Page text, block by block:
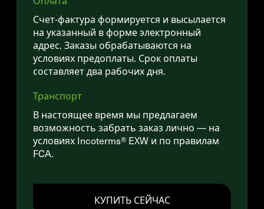
Счет-фактура формируется и высылается
на указанный в форме электронный
адрес. Заказы обрабатываются на
условиях предоплаты. Срок оплаты
составляет два рабочих дня.
Транспорт
В настоящее время мы предлагаем
возможность забрать заказ лично — на
условиях Incoterms® EXW и по правилам
FCA.
КУПИТЬ СЕЙЧАС